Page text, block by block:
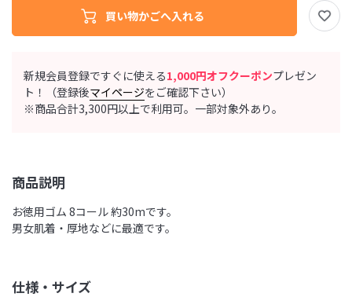
新規会員登録ですぐに使える1,000円オフクーポンプレゼン
ト！（登録後マイページをご確認下さい）
※商品合計3,300円以上で利用可。一部対象外あり。
商品説明
お徳用ゴム 8コール 約30mです。
男女肌着・厚地などに最適です。
仕様・サイズ